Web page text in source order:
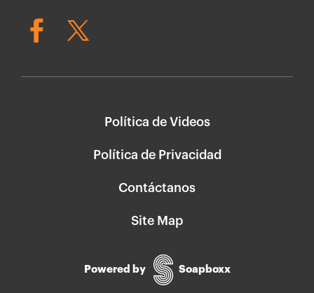
Política de Videos
Política de Privacidad
Contáctanos
Site Map
Powered by Soapboxx